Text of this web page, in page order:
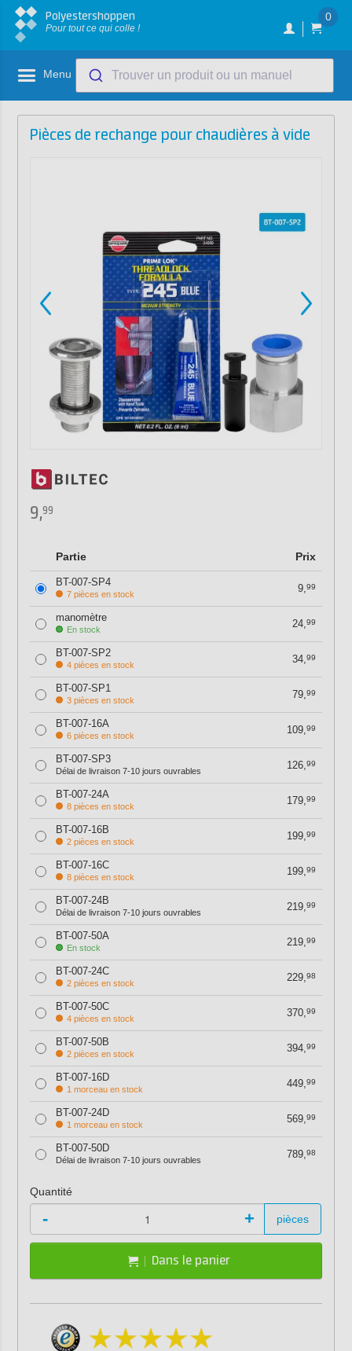
Polyestershoppen
Pour tout ce qui colle !
0
Menu Trouver un produit ou un manuel
Pièces de rechange pour chaudières à vide
9,99
Partie Prix
BT-007-SP4
7 pièces en stock 9,99
manomètre
En stock 24,99
BT-007-SP2
4 pièces en stock 34,99
BT-007-SP1
3 pièces en stock 79,99
BT-007-16A
6 pièces en stock 109,99
BT-007-SP3
Délai de livraison 7-10 jours ouvrables 126,99
BT-007-24A
8 pièces en stock 179,99
BT-007-16B
2 pièces en stock 199,99
BT-007-16C
8 pièces en stock 199,99
BT-007-24B
Délai de livraison 7-10 jours ouvrables 219,99
BT-007-50A
En stock 219,99
BT-007-24C
2 pièces en stock 229,98
BT-007-50C
4 pièces en stock 370,99
BT-007-50B
2 pièces en stock 394,99
BT-007-16D
1 morceau en stock 449,99
BT-007-24D
1 morceau en stock 569,99
BT-007-50D
Délai de livraison 7-10 jours ouvrables 789,98
Quantité
- + pièces
Dans le panier